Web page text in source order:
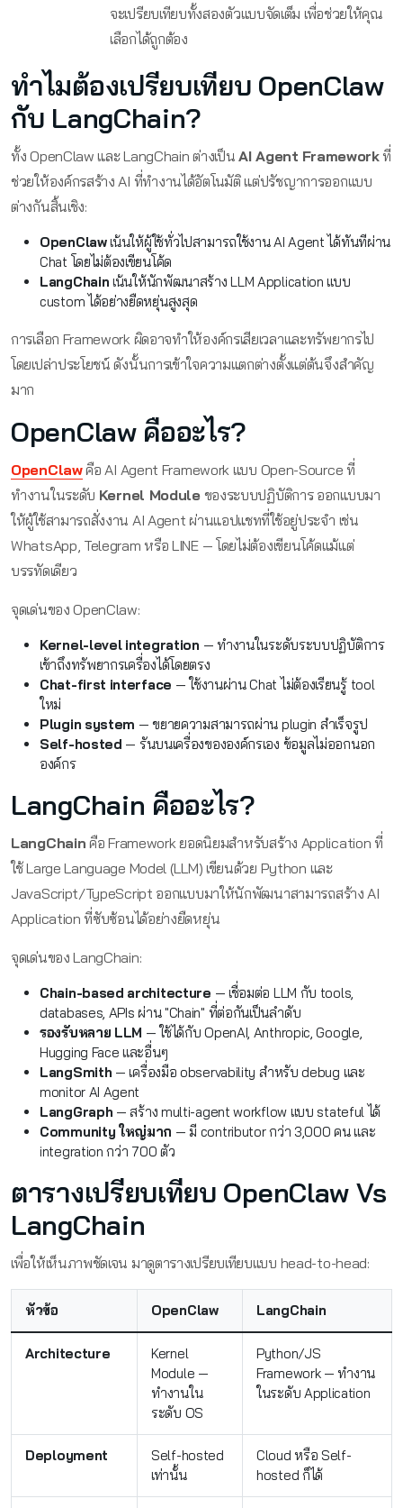
จะเปรียบเทียบทั้งสองตัวแบบจัดเต็ม เพื่อช่วยให้คุณ
เลือกได้ถูกต้อง
ทำไมต้องเปรียบเทียบ OpenClaw
กับ LangChain?
ทั้ง OpenClaw และ LangChain ต่างเป็นAI Agent Frameworkที่
ช่วยให้องค์กรสร้าง AI ที่ทำงานได้อัตโนมัติ แต่ปรัชญาการออกแบบ
ต่างกันสิ้นเชิง:
OpenClawเน้นให้ผู้ใช้ทั่วไปสามารถใช้งาน AI Agent ได้ทันทีผ่าน
Chat โดยไม่ต้องเขียนโค้ด
LangChain เน้นให้นักพัฒนาสร้าง LLM Application แบบ
custom ได้อย่างยืดหยุ่นสูงสุด
การเลือก Framework ผิดอาจทำให้องค์กรเสียเวลาและทรัพยากรไป
โดยเปล่าประโยชน์ ดังนั้นการเข้าใจความแตกต่างตั้งแต่ต้นจึงสำคัญ
มาก
OpenClaw คืออะไร?
OpenClawคือ AI Agent Framework แบบ Open-Source ที่
ทำงานในระดับ Kernel Moduleของระบบปฏิบัติการ ออกแบบมา
ให้ผู้ใช้สามารถสั่งงาน AI Agent ผ่านแอปแชทที่ใช้อยู่ประจำ เช่น
WhatsApp, Telegram หรือ LINE — โดยไม่ต้องเขียนโค้ดแม้แต่
บรรทัดเดียว
จุดเด่นของ OpenClaw:
Kernel-level integration — ทำงานในระดับระบบปฏิบัติการ
เข้าถึงทรัพยากรเครื่องได้โดยตรง
Chat-first interface — ใช้งานผ่าน Chat ไม่ต้องเรียนรู้ tool
ใหม่
Plugin system — ขยายความสามารถผ่าน plugin สำเร็จรูป
Self-hosted — รันบนเครื่องขององค์กรเอง ข้อมูลไม่ออกนอก
องค์กร
LangChain คืออะไร?
LangChain คือ Framework ยอดนิยมสำหรับสร้าง Application ที่
ใช้ Large Language Model (LLM) เขียนด้วย Python และ
JavaScript/TypeScript ออกแบบมาให้นักพัฒนาสามารถสร้าง AI
Application ที่ซับซ้อนได้อย่างยืดหยุ่น
จุดเด่นของ LangChain:
Chain-based architecture — เชื่อมต่อ LLM กับ tools,
databases, APIs ผ่าน "Chain" ที่ต่อกันเป็นลำดับ
รองรับหลาย LLM — ใช้ได้กับ OpenAI, Anthropic, Google,
Hugging Face และอื่นๆ
LangSmith — เครื่องมือ observability สำหรับ debug และ
monitor AI Agent
LangGraph — สร้าง multi-agent workflow แบบ stateful ได้
Community ใหญ่มาก — มี contributor กว่า 3,000 คน และ
integration กว่า 700 ตัว
ตารางเปรียบเทียบ OpenClaw Vs
LangChain
เพื่อให้เห็นภาพชัดเจน มาดูตารางเปรียบเทียบแบบ head-to-head:
หัวข้อ OpenClaw LangChain
Architecture
Kernel
Module —
ทำงานใน
ระดับ OS
Python/JS
Framework — ทำงาน
ในระดับ Application
Deployment
Self-hosted
เท่านั้น
Cloud หรือ Self-
hosted ก็ได้